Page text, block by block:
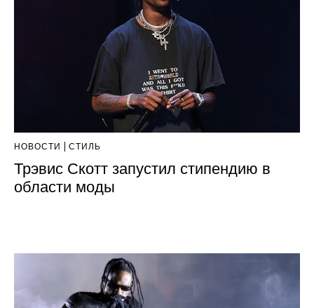
НОВОСТИ СТИЛЬ
Трэвис Скотт запустил стипендию в
области моды